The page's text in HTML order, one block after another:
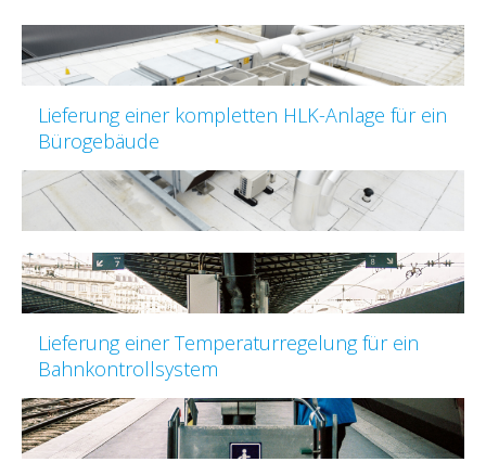
Lieferung einer kompletten HLK-Anlage für ein
Bürogebäude
Lieferung einer Temperaturregelung für ein
Bahnkontrollsystem